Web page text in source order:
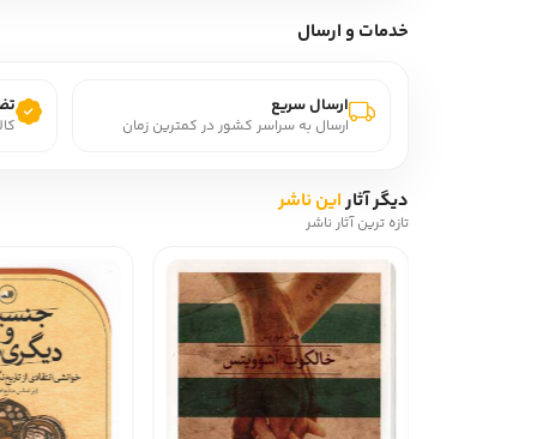
خدمات و ارسال
ارسال سریع
ارسال به سراسر کشور در کمترین زمان
دیگر آثاراین ناشر
تازه ترین آثار ناشر